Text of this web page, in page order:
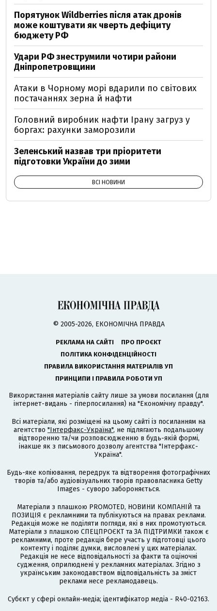
Порятунок Wildberries після атак дронів
може коштувати як чверть дефіциту
бюджету РФ
Удари РФ знеструмили чотири райони
Дніпропетровщини
Атаки в Чорному морі вдарили по світових
постачаннях зерна й нафти
Головний виробник нафти Ірану загруз у
боргах: рахунки заморозили
Зеленський назвав три пріоритети
підготовки України до зими
ВСІ НОВИНИ
© 2005-2026, ЕКОНОМІЧНА ПРАВДА
РЕКЛАМА НА САЙТІ
ПРО ПРОЄКТ
ПОЛІТИКА КОНФІДЕНЦІЙНОСТІ
ПРАВИЛА ВИКОРИСТАННЯ МАТЕРІАЛІВ УП
ПРИНЦИПИ І ПРАВИЛА РОБОТИ УП
Використання матеріалів сайту лише за умови посилання (для
інтернет-видань - гіперпосилання) на "Економічну правду".
Всі матеріали, які розміщені на цьому сайті із посиланням на
агентство "Інтерфакс-Україна", не підлягають подальшому
відтворенню та/чи розповсюдженню в будь-якій формі,
інакше як з письмового дозволу агентства "Інтерфакс-
Україна".
Будь-яке копіювання, передрук та відтворення фотографічних
творів та/або аудіовізуальних творів правовласника Getty
Images - суворо забороняється.
Матеріали з плашкою PROMOTED, НОВИНИ КОМПАНІЙ та
ПОЗИЦІЯ є рекламними та публікуються на правах реклами.
Редакція може не поділяти погляди, які в них промотуються.
Матеріали з плашкою СПЕЦПРОЄКТ та ЗА ПІДТРИМКИ також є
рекламними, проте редакція бере участь у підготовці цього
контенту і поділяє думки, висловлені у цих матеріалах.
Редакція не несе відповідальності за факти та оціночні
судження, оприлюднені у рекламних матеріалах. Згідно з
українським законодавством відповідальність за зміст
реклами несе рекламодавець.
Cубєкт у сфері онлайн-медіа; ідентифікатор медіа - R40-02163.